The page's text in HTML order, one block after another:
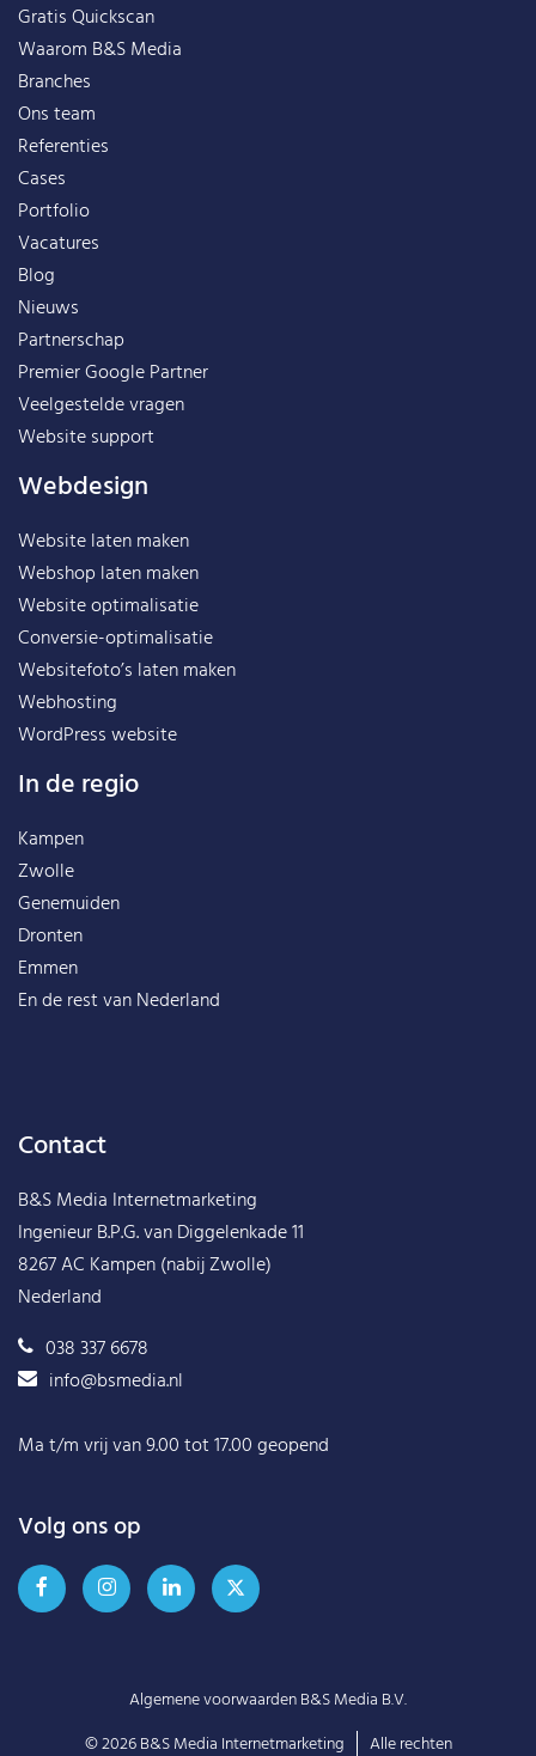
Gratis Quickscan
Waarom B&S Media
Branches
Ons team
Referenties
Cases
Portfolio
Vacatures
Blog
Nieuws
Partnerschap
Premier Google Partner
Veelgestelde vragen
Website support
Webdesign
Website laten maken
Webshop laten maken
Website optimalisatie
Conversie-optimalisatie
Websitefoto’s laten maken
Webhosting
WordPress website
In de regio
Kampen
Zwolle
Genemuiden
Dronten
Emmen
En de rest vanNederland
Contact
B&S Media Internetmarketing
Ingenieur B.P.G. van Diggelenkade 11
8267 AC Kampen (nabij Zwolle)
Nederland
038 337 6678
info@bsmedia.nl
Ma t/m vrij van 9.00 tot 17.00 geopend
Volg ons op
Algemene voorwaarden B&S Media B.V.
© 2026B&S Media Internetmarketing Alle rechten